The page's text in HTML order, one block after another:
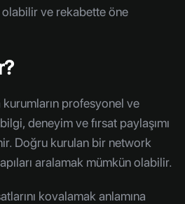
ve rekabette öne
profesyonel ve
deneyim ve fırsat paylaşımı
Doğru kurulan bir network
aralamak mümkün olabilir.
kovalamak anlamına